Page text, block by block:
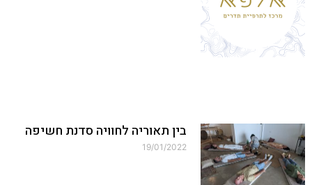
בין תאוריה לחוויה סדנת חשיפה
19/01/2022